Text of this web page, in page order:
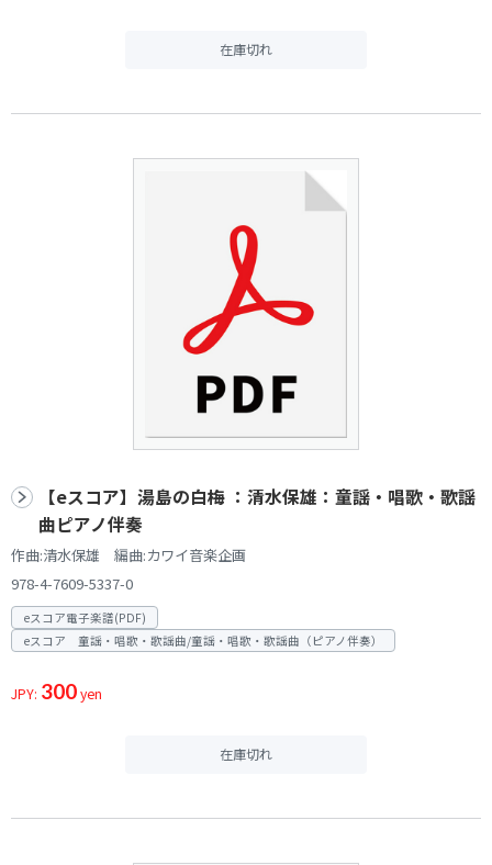
在庫切れ
【eスコア】湯島の白梅 ：清水保雄：童謡・唱歌・歌謡
曲ピアノ伴奏
作曲:清水保雄 編曲:カワイ音楽企画
978-4-7609-5337-0
eスコア電子楽譜(PDF)
eスコア 童謡・唱歌・歌謡曲/童謡・唱歌・歌謡曲（ピアノ伴奏）
JPY: 300yen
在庫切れ